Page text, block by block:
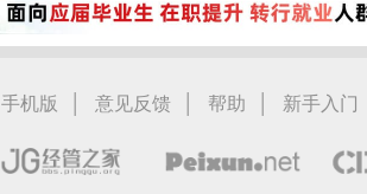
手机版 | 意见反馈 | 帮助 | 新手入门